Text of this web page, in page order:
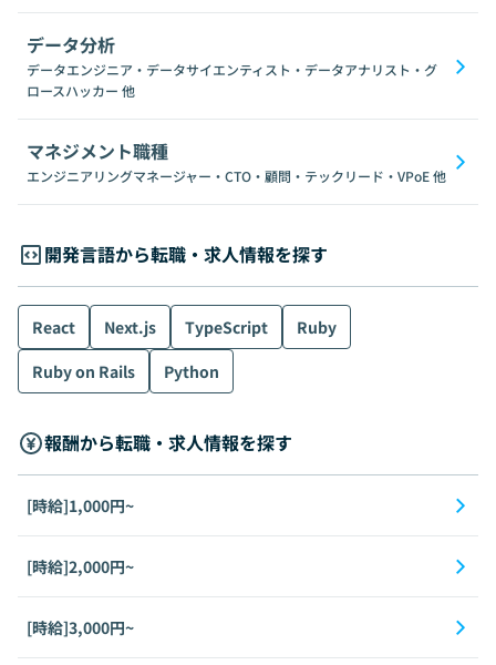
データ分析
データエンジニア・データサイエンティスト・データアナリスト・グ
ロースハッカー 他
マネジメント職種
エンジニアリングマネージャー・CTO・顧問・テックリード・VPoE他
開発言語から転職・求人情報を探す
React Next.js TypeScript
Ruby
Ruby on Rails
Python
報酬から転職・求人情報を探す
[時給]1,000円~
[時給]2,000円~
[時給]3,000円~